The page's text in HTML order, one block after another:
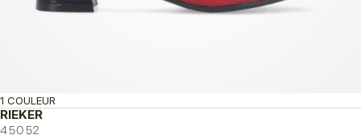
RIEKER
45052
1 COULEUR